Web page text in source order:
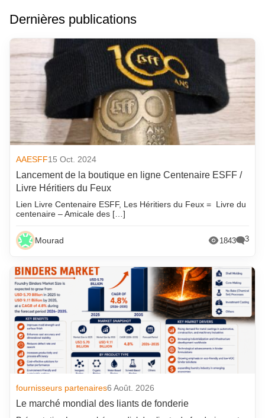
Dernières publications
AAESFF15 Oct. 2024
Lancement de la boutique en ligne Centenaire ESFF /
Livre Héritiers du Feux
Lien Livre Centenaire ESFF, Les Héritiers du Feux = Livre du
centenaire – Amicale des […]
Mourad 1843 3
fournisseurs partenaires6 Août. 2026
Le marché mondial des liants de fonderie